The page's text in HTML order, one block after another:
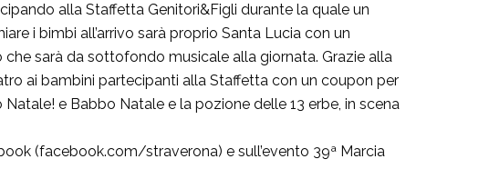
alla Staffetta Genitori&Figli durante la quale un
i bimbi all’arrivo sarà proprio Santa Lucia con un
sarà da sottofondo musicale alla giornata. Grazie alla
ai bambini partecipanti alla Staffetta con un coupon per
e Babbo Natale e la pozione delle 13 erbe, in scena
(facebook.com/straverona) e sull’evento 39ª Marcia